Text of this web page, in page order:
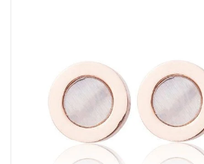
Haaraccesoires
Zonnebrillen